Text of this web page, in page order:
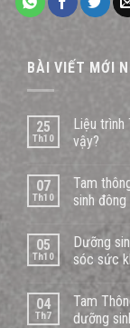
BÀI VIẾT MỚI
25
Th10
Liệu trình
vậy?
07
Th10
Tam
sinh đông
05
Th10
Dưỡng
sóc sức
04
Th7
Tam
dưỡng